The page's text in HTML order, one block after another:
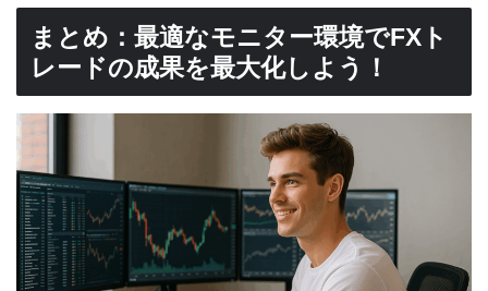
まとめ：最適なモニター環境でFXト
レードの成果を最大化しよう！